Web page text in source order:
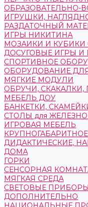
ОБРАЗОВАТЕЛЬНО-
ИГРУШКИ,
РАЗДАТОЧНЫЙ
ИГРЫ НИКИТИНА
МОЗАИКИ И КУБИКИ
ДОСУГОВЫЕ ИГРЫ
СПОРТИВНОЕ
ОБОРУДОВАНИЕ
МЯГКИЕ МОДУЛИ
ОБРУЧИ,
МЕБЕЛЬ ДОУ
БАНКЕТКИ,
СТОЛЫ для
ИГРОВАЯ МЕБЕЛЬ
ДИДАКТИЧЕСКИЕ,
ДОМА
ГОРКИ
СЕНСОРНАЯ
МЯГКАЯ СРЕДА
СВЕТОВЫЕ ПРИБОРЫ
ДОПОЛНИТЕЛЬНО